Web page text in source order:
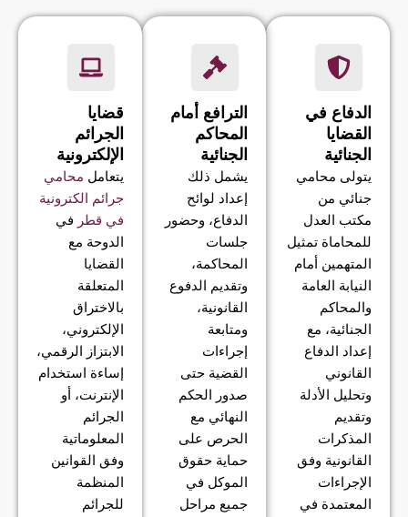
الدفاع في
القضايا
الجنائية
يتولى محامي
جنائي من
مكتب العدل
للمحاماة تمثيل
المتهمين أمام
النيابة العامة
والمحاكم
الجنائية، مع
إعداد الدفاع
القانوني
وتحليل الأدلة
وتقديم
المذكرات
القانونية وفق
الإجراءات
المعتمدة في
الترافع أمام
المحاكم
الجنائية
يشمل ذلك
إعداد لوائح
الدفاع، وحضور
جلسات
المحاكمة،
وتقديم الدفوع
القانونية،
ومتابعة
إجراءات
القضية حتى
صدور الحكم
النهائي مع
الحرص على
حماية حقوق
الموكل في
جميع مراحل
قضايا
الجرائم
الإلكترونية
يتعامل محامي
جرائم الكترونية
في قطر في
الدوحة مع
القضايا
المتعلقة
بالاختراق
الإلكتروني،
الابتزاز الرقمي،
إساءة استخدام
الإنترنت، أو
الجرائم
المعلوماتية
وفق القوانين
المنظمة
للجرائم